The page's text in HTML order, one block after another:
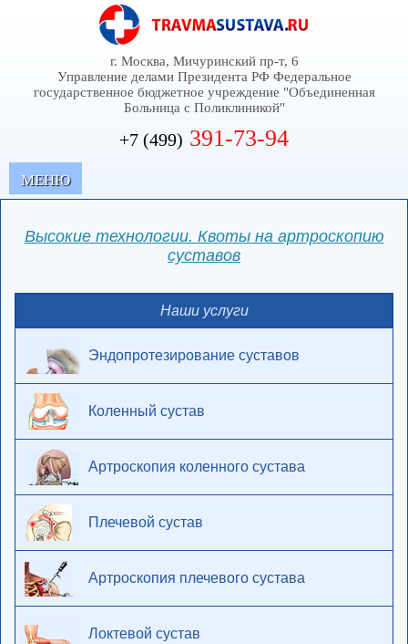
г. Москва, Мичуринский пр-т, 6
Управление делами Президента РФ Федеральное
государственное бюджетное учреждение "Объединенная
Больница с Поликлиникой"
+7 (499) 391-73-94
MЕНЮ
Высокие технологии. Квоты на артроскопию
суставов
Наши услуги
Эндопротезирование суставов
Коленный сустав
Артроскопия коленного сустава
Плечевой сустав
Артроскопия плечевого сустава
Локтевой сустав